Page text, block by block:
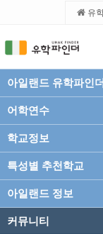
유
아일랜드 유학파인더
어학연수
학교정보
특성별 추천학교
아일랜드 정보
커뮤니티